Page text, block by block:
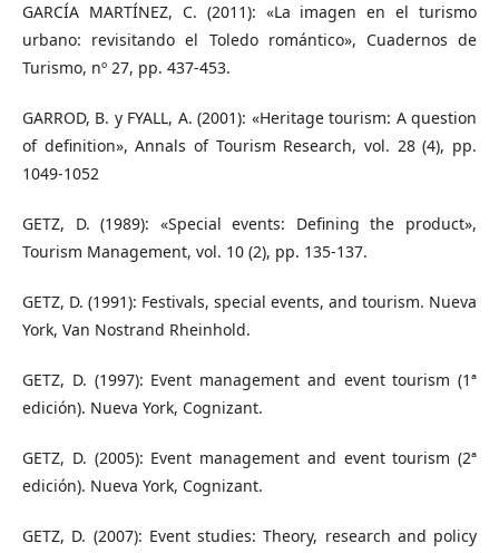
GARCÍA MARTÍNEZ, C. (2011): «La imagen en el turismo
urbano: revisitando el Toledo romántico», Cuadernos de
Turismo, nº 27, pp. 437-453.
GARROD, B. y FYALL, A. (2001): «Heritage tourism: A question
of definition», Annals of Tourism Research, vol. 28 (4), pp.
1049-1052
GETZ, D. (1989): «Special events: Defining the product»,
Tourism Management, vol. 10 (2), pp. 135-137.
GETZ, D. (1991): Festivals, special events, and tourism. Nueva
York, Van Nostrand Rheinhold.
GETZ, D. (1997): Event management and event tourism (1ª
edición). Nueva York, Cognizant.
GETZ, D. (2005): Event management and event tourism (2ª
edición). Nueva York, Cognizant.
GETZ, D. (2007): Event studies: Theory, research and policy